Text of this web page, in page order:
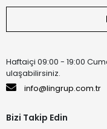
Haftaiçi 09:00 - 19:00
ulaşabilirsiniz.
info@lingrup.com.tr
Bizi Takip Edin